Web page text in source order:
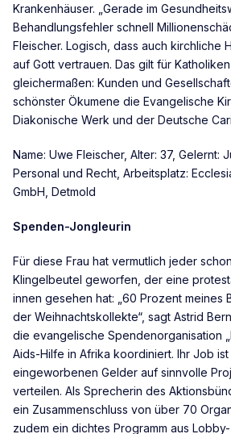
Krankenhäuser. „Gerade im
Behandlungsfehler schnell
Fleischer. Logisch, dass auch kirchliche
auf Gott vertrauen. Das gilt für
gleichermaßen: Kunden und
schönster Ökumene die Evangelische
Diakonische Werk und der Deutsche
Name: Uwe Fleischer, Alter: 37, Gelernt:
Personal und Recht, Arbeitsplatz:
GmbH, Detmold
Spenden-Jongleurin
Für diese Frau hat vermutlich jeder
Klingelbeutel geworfen, der eine
innen gesehen hat: „60 Prozent meines
der Weihnachtskollekte“, sagt Astrid
die evangelische Spendenorganisation
Aids-Hilfe in Afrika koordiniert. Ihr Job
eingeworbenen Gelder auf sinnvolle
verteilen. Als Sprecherin des
ein Zusammenschluss von über 70
zudem ein dichtes Programm aus